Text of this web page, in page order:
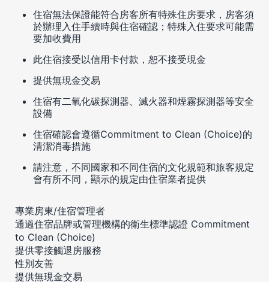
住宿無法保證能符合房客所有特殊住房要求，房客須
於辦理入住手續時與住宿確認；特殊入住要求可能需
要加收費用
此住宿接受以信用卡付款，恕不接受現金
提供無現金交易
住宿有二氧化碳探測器、滅火器和煙霧探測器等安全
設備
住宿確認會遵循Commitment to Clean (Choice)的
清潔消毒措施
請注意，不同國家和不同住宿的文化規範和旅客規定
會有所不同，顯示的規定由住宿業者提供
專業房東/住宿管理者
通過住宿品牌或管理機構的衛生標準認證 Commitment
to Clean (Choice)
提供零接觸退房服務
性別友善
提供無現金交易